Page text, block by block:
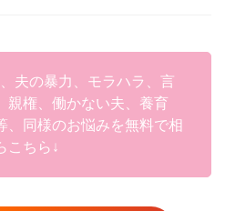
夫の暴力、モラハラ、言
親権、働かない夫、養育
、同様のお悩みを無料で相
こちら↓